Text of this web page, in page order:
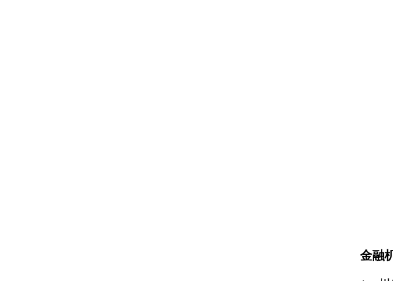
金融